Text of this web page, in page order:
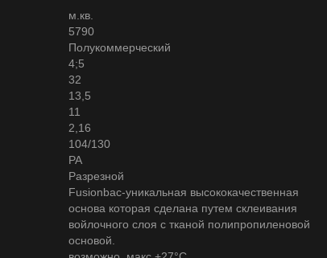
м.кв.
5790
Полукоммерческий
4;5
32
13,5
11
2,16
104/130
PA
Разрезной
Fusionbac-уникальная высококачественная
основа которая сделана путем склеивания
войлочного слоя с тканой полипропиленовой
основой.